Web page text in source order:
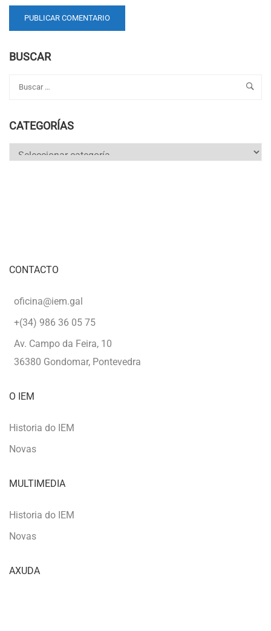
BUSCAR
CATEGORÍAS
Categorías
CONTACTO
oficina@iem.gal
+(34) 986 36 05 75
Av. Campo da Feira, 10
36380 Gondomar, Pontevedra
O IEM
Historia do IEM
Novas
MULTIMEDIA
Historia do IEM
Novas
AXUDA